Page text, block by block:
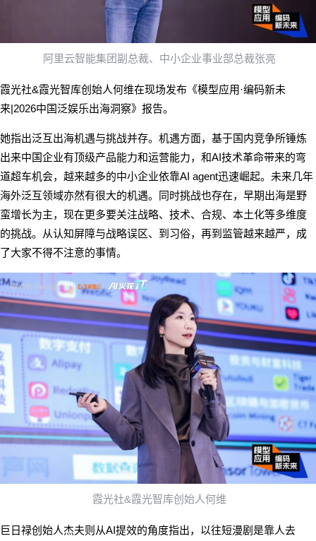
阿里云智能集团副总裁、中小企业事业部总裁张亮
霞光社&霞光智库创始人何维在现场发布《模型应用·编码新未
来|2026中国泛娱乐出海洞察》报告。
她指出泛互出海机遇与挑战并存。机遇方面，基于国内竞争所锤炼
出来中国企业有顶级产品能力和运营能力，和AI技术革命带来的弯
道超车机会，越来越多的中小企业依靠AI agent迅速崛起。未来几年
海外泛互领域亦然有很大的机遇。同时挑战也存在，早期出海是野
蛮增长为主，现在更多要关注战略、技术、合规、本土化等多维度
的挑战。从认知屏障与战略误区、到习俗，再到监管越来越严，成
了大家不得不注意的事情。
霞光社&霞光智库创始人何维
巨日禄创始人杰夫则从AI提效的角度指出，以往短漫剧是靠人去